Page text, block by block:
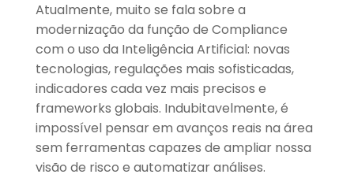
Atualmente, muito se fala sobre a
modernização da função de Compliance
com o uso da Inteligência Artificial: novas
tecnologias, regulações mais sofisticadas,
indicadores cada vez mais precisos e
frameworks globais. Indubitavelmente, é
impossível pensar em avanços reais na área
sem ferramentas capazes de ampliar nossa
visão de risco e automatizar análises.